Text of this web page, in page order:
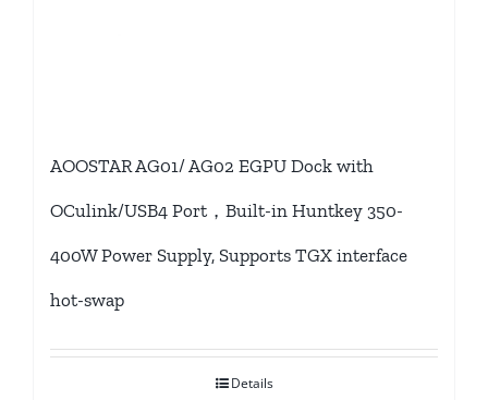
AOOSTAR AG01/ AG02 EGPU Dock with
OCulink/USB4 Port，Built-in Huntkey 350-
400W Power Supply, Supports TGX interface
hot-swap
Details